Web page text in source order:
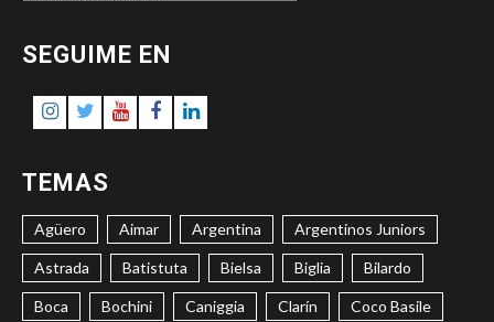
SITIO
SEGUIME EN
Instagram
TwitterYoutubeFacebookLinkedIn
TEMAS
Agüero Aimar Argentina Argentinos Juniors
Astrada Batistuta Bielsa Biglia Bilardo
Boca Bochini Caniggia Clarín Coco Basile